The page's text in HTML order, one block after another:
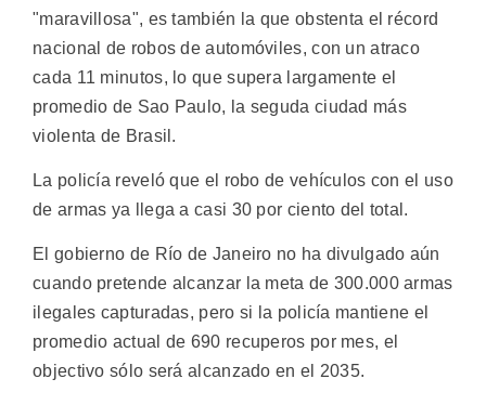
"maravillosa", es también la que obstenta el récord
nacional de robos de automóviles, con un atraco
cada 11 minutos, lo que supera largamente el
promedio de Sao Paulo, la seguda ciudad más
violenta de Brasil.
La policía reveló que el robo de vehículos con el uso
de armas ya llega a casi 30 por ciento del total.
El gobierno de Río de Janeiro no ha divulgado aún
cuando pretende alcanzar la meta de 300.000 armas
ilegales capturadas, pero si la policía mantiene el
promedio actual de 690 recuperos por mes, el
objectivo sólo será alcanzado en el 2035.